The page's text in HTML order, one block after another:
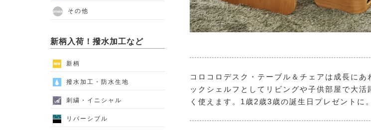
コロコロデスク・テーブル＆チェアは成長に
ックシェルフとしてリビングや子供部屋で大
く使えます。1歳2歳3歳の誕生日プレゼントに。
その他
新柄入荷！撥水加工など
新柄
撥水加工・防水生地
刺繍・イニシャル
リバーシブル